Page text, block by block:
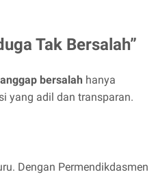
Tak Bersalah”
bersalah hanya
yang adil dan transparan.
Dengan Permendikdasmen